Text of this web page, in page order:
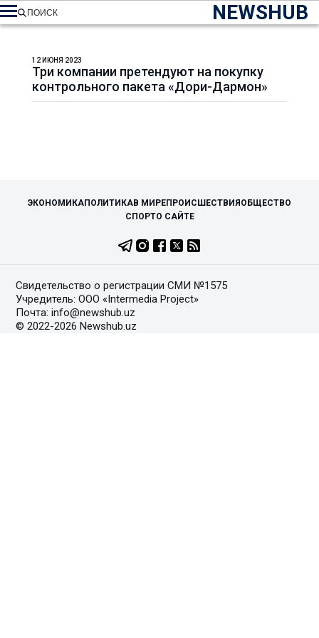
NEWSHUB
ПОИСК
Три компании претендуют на покупку
контрольного пакета «Дори-Дармон»
12 ИЮНЯ 2023
ЭКОНОМИКАПОЛИТИКАВ МИРЕПРОИСШЕСТВИЯ ОБЩЕСТВО
СПОРТО САЙТЕ
Свидетельство о регистрации СМИ №1575
Учредитель: ООО «Intermedia Project»
Почта: info@newshub.uz
© 2022-2026 Newshub.uz